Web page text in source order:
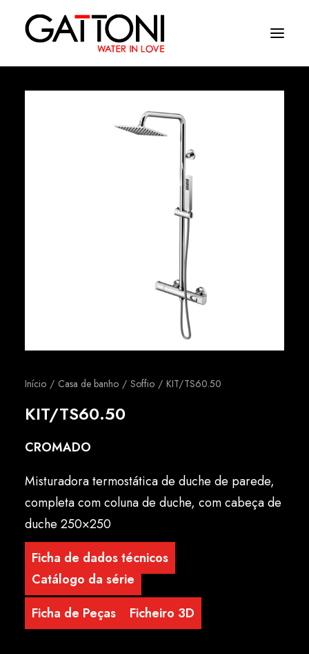
Início Casa de banho Soffio KIT/TS60.50
KIT/TS60.50
CROMADO
Misturadora termostática de duche de parede,
completa com coluna de duche, com cabeça de
duche 250×250
Ficha de dados técnicos
Catálogo da série
Ficha de Peças
Ficheiro 3D